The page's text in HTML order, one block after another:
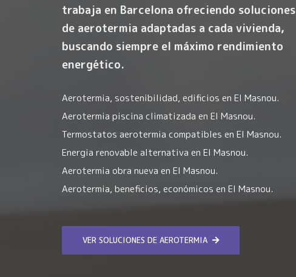
trabaja en Barcelona ofreciendo soluciones
de aerotermia adaptadas a cada vivienda,
buscando siempre el máximo rendimiento
energético.
Aerotermia, sostenibilidad, edificios en El Masnou.
Aerotermia piscina climatizada en El Masnou.
Termostatos aerotermia compatibles en El Masnou.
Energia renovable alternativa en El Masnou.
Aerotermia obra nueva en El Masnou.
Aerotermia, beneficios, económicos en El Masnou.
VER SOLUCIONES DE AEROTERMIA